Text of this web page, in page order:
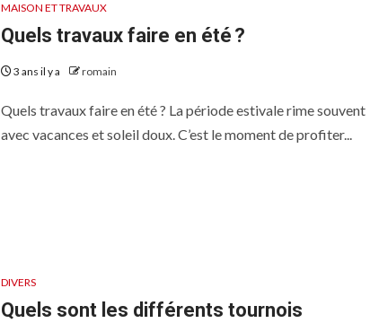
MAISON ET TRAVAUX
Quels travaux faire en été ?
3 ans il y a romain
Quels travaux faire en été ? La période estivale rime souvent
avec vacances et soleil doux. C’est le moment de profiter...
DIVERS
Quels sont les différents tournois